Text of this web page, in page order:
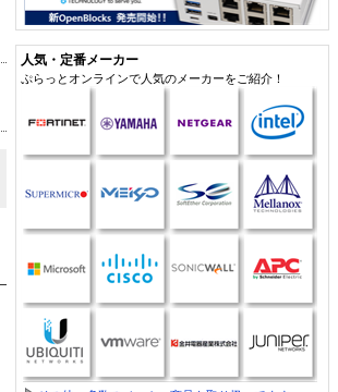
人気・定番メーカー
ぷらっとオンラインで人気のメーカーをご紹介！